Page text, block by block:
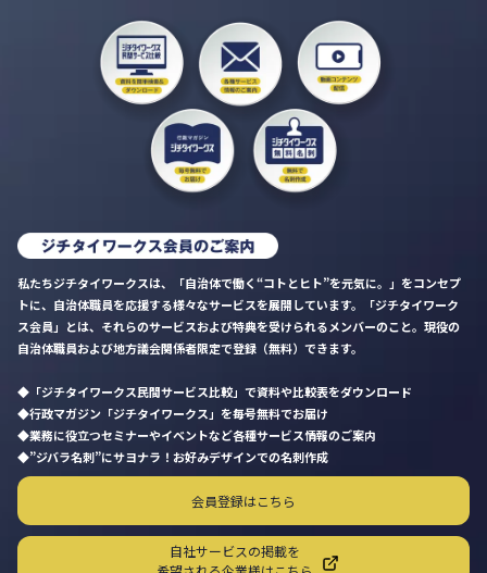
私たちジチタイワークスは、「自治体で働く“コトとヒト”を元気に。」をコンセプ
トに、自治体職員を応援する様々なサービスを展開しています。「ジチタイワーク
ス会員」とは、それらのサービスおよび特典を受けられるメンバーのこと。現役の
自治体職員および地方議会関係者限定で登録（無料）できます。
「ジチタイワークス民間サービス比較」で資料や比較表をダウンロード
行政マガジン「ジチタイワークス」を毎号無料でお届け
業務に役立つセミナーやイベントなど各種サービス情報のご案内
”ジバラ名刺”にサヨナラ！お好みデザインでの名刺作成
会員登録はこちら
自社サービスの掲載を